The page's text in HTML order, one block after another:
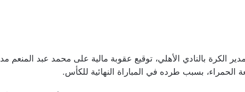
الكرة بالنادي الأهلي، توقيع عقوبة مالية على محمد عبد المنعم
الحمراء، بسبب طرده في المباراة النهائية للكأس.